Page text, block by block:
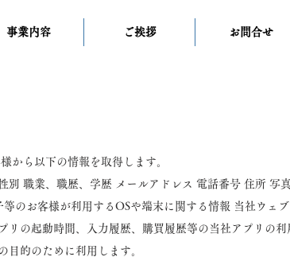
事業内容 ご挨拶 お問合せ
から以下の情報を取得します。
別 職業、職歴、学歴 メールアドレス 電話番号 住所 写
のお客様が利用するOSや端末に関する情報 当社ウェ
の起動時間、入力履歴、購買履歴等の当社アプリの
目的のために利用します。